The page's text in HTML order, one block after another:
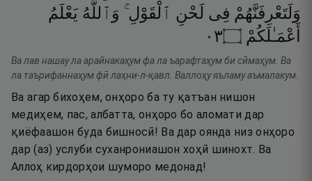
وَلَتَعْرِفَنَّهُمْ فِى لَحْنِ ٱلْقَوْلِ ۚ وَٱللَّهُ يَعْلَمُ
أَعْمَـٰلَكُمْ ۝٣٠
Ва лав нашау ла арайнакаҳум фа ла ъарафтаҳум би сӣмаҳум. Ва
ла таърифаннаҳум фӣ лаҳни-л-қавл. Валлоҳу яъламу аъмалакум.
Ва агар бихоҳем, онҳоро ба ту қатъан нишон
медиҳем, пас, албатта, онҳоро бо аломати дар
қиёфаашон буда бишносӣ! Ва дар оянда низ онҳоро
дар (аз) услуби суханрониашон хоҳӣ шинохт. Ва
Аллоҳ кирдорҳои шуморо медонад!